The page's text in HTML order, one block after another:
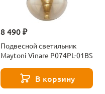
8 490 ₽
Подвесной светильник
Maytoni Vinare P074PL-01BS
В корзину